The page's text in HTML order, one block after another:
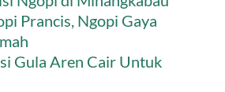
Prancis, Ngopi Gaya
Gula Aren Cair Untuk